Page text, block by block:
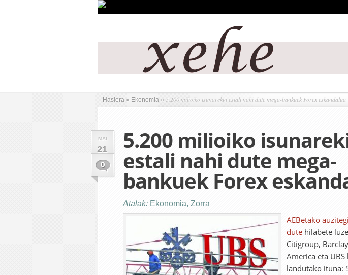
Hasiera » Ekonomia » 5.200 milioiko isunarekin estali nahi dute mega-bankuek Forex eskandalua
MAI
21
0
5.200 milioiko
estali nahi dute mega-
bankuek Forex
Atalak: Ekonomia, Zorra
AEBetako
dute hilabete
Citigroup,
America eta
landutako ituna: